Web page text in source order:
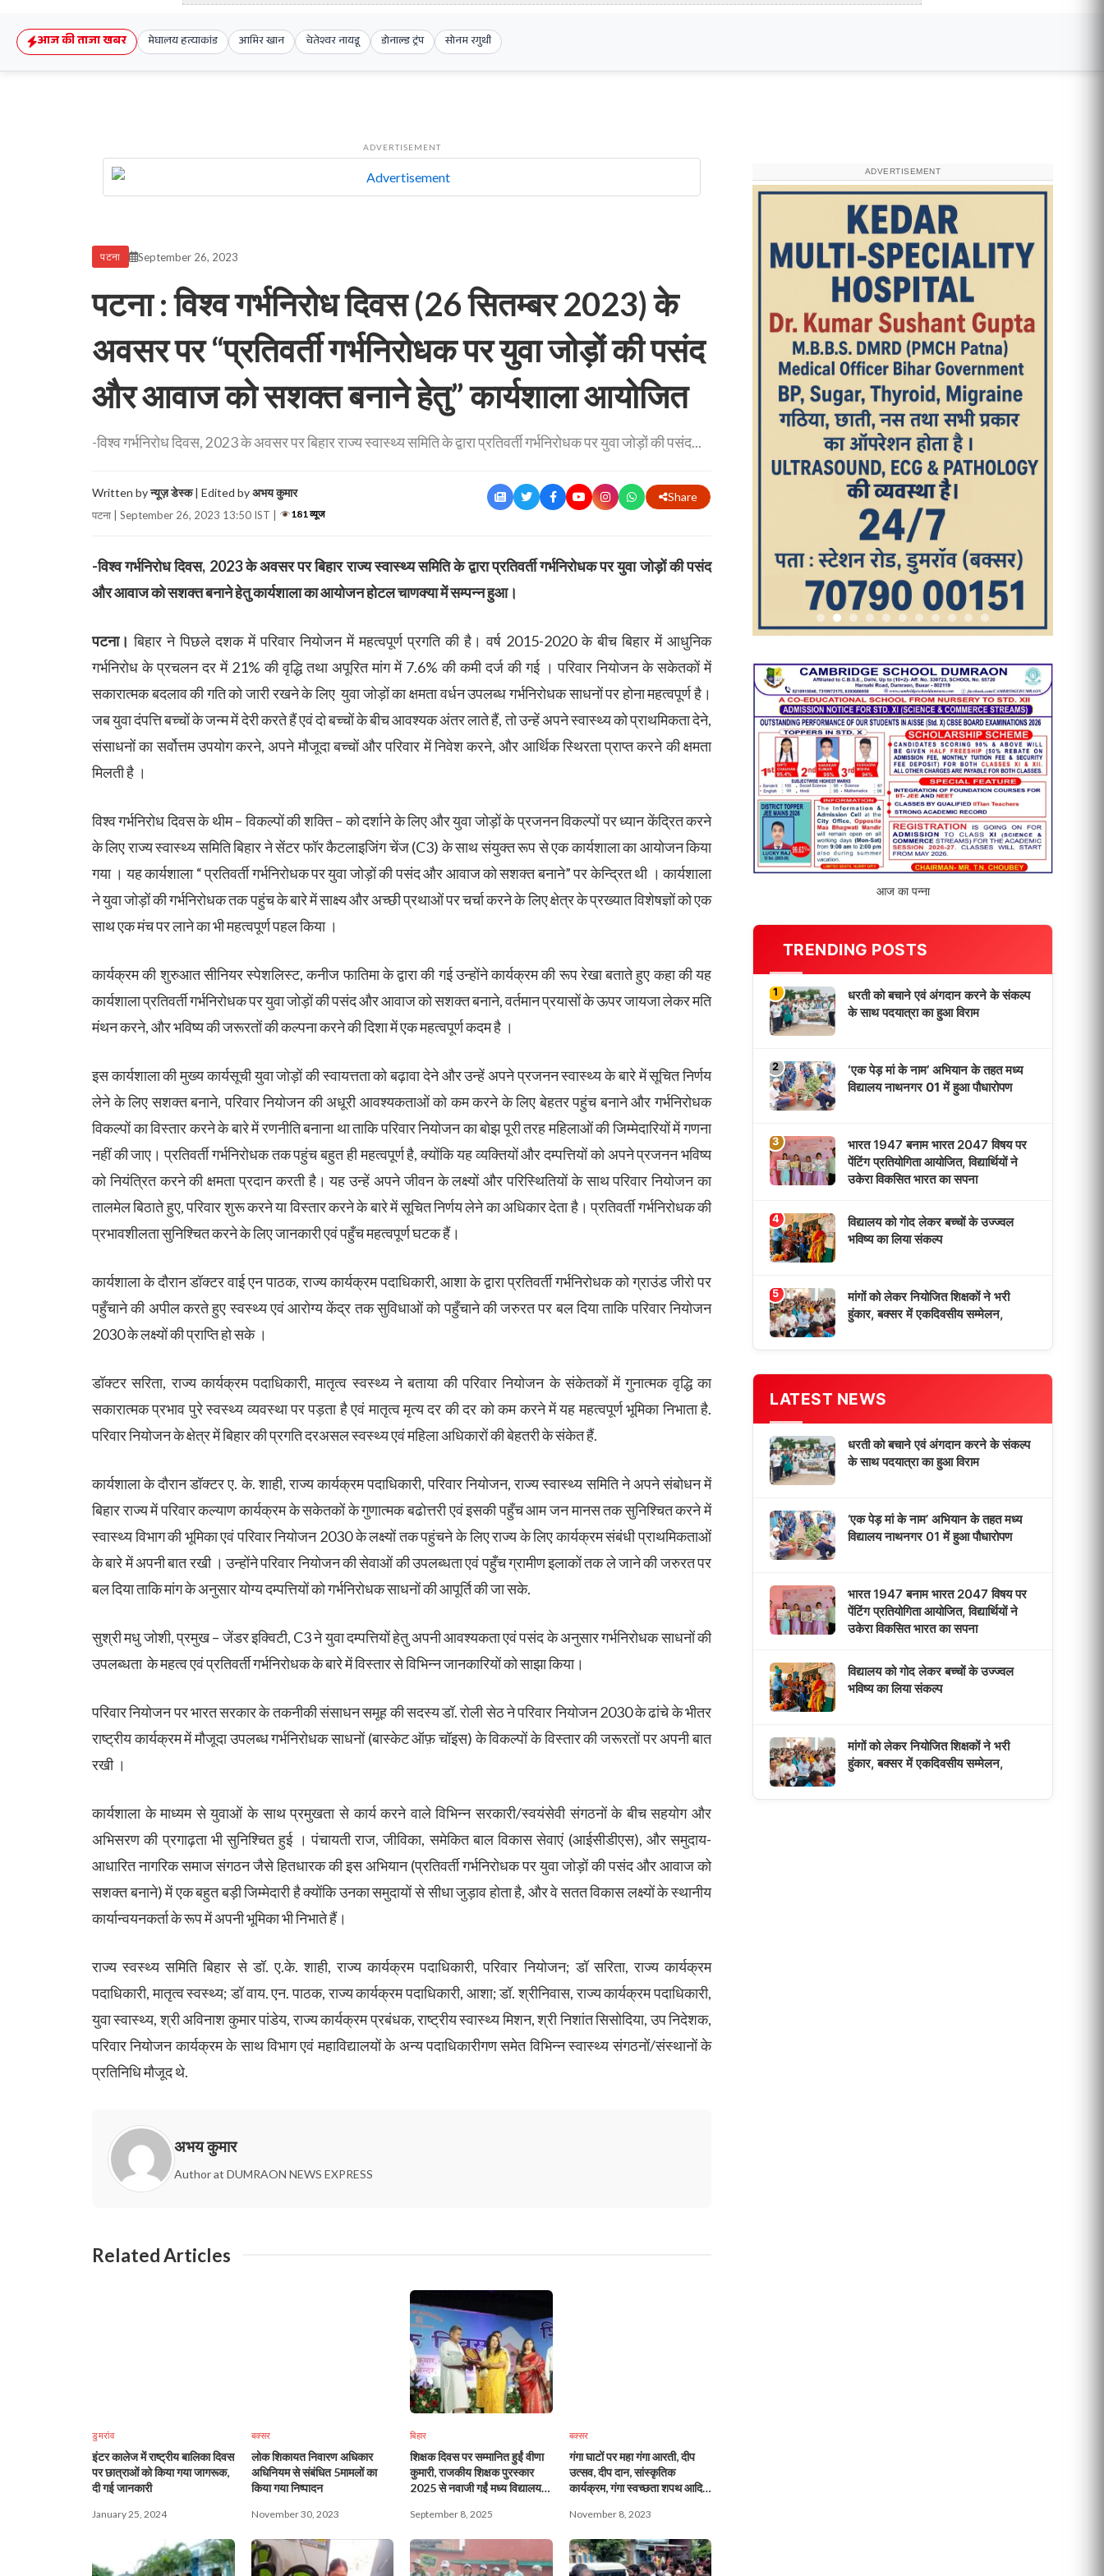
आज की ताजा खबर मेघालय हत्याकांड आमिर खान चेतेश्वर नायडू डोनाल्ड ट्रंप सोनम रगुथी
ADVERTISEMENT
पटना September 26, 2023
पटना : विश्व गर्भनिरोध दिवस (26 सितम्बर 2023) के
अवसर पर “प्रतिवर्ती गर्भनिरोधक पर युवा जोड़ों की पसंद
और आवाज को सशक्त बनाने हेतु” कार्यशाला आयोजित
-विश्व गर्भनिरोध दिवस, 2023 के अवसर पर बिहार राज्य स्वास्थ्य समिति के द्वारा प्रतिवर्ती गर्भनिरोधक पर युवा जोड़ों की पसंद...
Written byन्यूज़ डेस्क| Edited byअभय कुमार
पटना | September 26, 2023 13:50 IST | 181 व्यूज
Share
-विश्व गर्भनिरोध दिवस, 2023 के अवसर पर बिहार राज्य स्वास्थ्य समिति के द्वारा प्रतिवर्ती गर्भनिरोधक पर युवा जोड़ों की पसंद
और आवाज को सशक्त बनाने हेतु कार्यशाला का आयोजन होटल चाणक्या में सम्पन्न हुआ।
पटना। बिहार ने पिछले दशक में परिवार नियोजन में महत्वपूर्ण प्रगति की है। वर्ष 2015-2020 के बीच बिहार में आधुनिक
गर्भनिरोध के प्रचलन दर में 21% की वृद्धि तथा अपूरित मांग में 7.6% की कमी दर्ज की गई । परिवार नियोजन के सकेतकों में
सकारात्मक बदलाव की गति को जारी रखने के लिए युवा जोड़ों का क्षमता वर्धन उपलब्ध गर्भनिरोधक साधनों पर होना महत्वपूर्ण है।
जब युवा दंपत्ति बच्चों के जन्म में देरी करते हैं एवं दो बच्चों के बीच आवश्यक अंतर लाते हैं, तो उन्हें अपने स्वास्थ्य को प्राथमिकता देने,
संसाधनों का सर्वोत्तम उपयोग करने, अपने मौजूदा बच्चों और परिवार में निवेश करने, और आर्थिक स्थिरता प्राप्त करने की क्षमता
मिलती है ।
विश्व गर्भनिरोध दिवस के थीम – विकल्पों की शक्ति – को दर्शाने के लिए और युवा जोड़ों के प्रजनन विकल्पों पर ध्यान केंद्रित करने
के लिए राज्य स्वास्थ्य समिति बिहार ने सेंटर फॉर कैटलाइजिंग चेंज (C3) के साथ संयुक्त रूप से एक कार्यशाला का आयोजन किया
गया । यह कार्यशाला “ प्रतिवर्ती गर्भनिरोधक पर युवा जोड़ों की पसंद और आवाज को सशक्त बनाने” पर केन्द्रित थी । कार्यशाला
ने युवा जोड़ों की गर्भनिरोधक तक पहुंच के बारे में साक्ष्य और अच्छी प्रथाओं पर चर्चा करने के लिए क्षेत्र के प्रख्यात विशेषज्ञों को एक
साथ एक मंच पर लाने का भी महत्वपूर्ण पहल किया ।
कार्यक्रम की शुरुआत सीनियर स्पेशलिस्ट, कनीज फातिमा के द्वारा की गई उन्होंने कार्यक्रम की रूप रेखा बताते हुए कहा की यह
कार्यशाला प्रतिवर्ती गर्भनिरोधक पर युवा जोड़ों की पसंद और आवाज को सशक्त बनाने, वर्तमान प्रयासों के ऊपर जायजा लेकर मति
मंथन करने, और भविष्य की जरूरतों की कल्पना करने की दिशा में एक महत्वपूर्ण कदम है ।
इस कार्यशाला की मुख्य कार्यसूची युवा जोड़ों की स्वायत्तता को बढ़ावा देने और उन्हें अपने प्रजनन स्वास्थ्य के बारे में सूचित निर्णय
लेने के लिए सशक्त बनाने, परिवार नियोजन की अधूरी आवश्यकताओं को कम करने के लिए बेहतर पहुंच बनाने और गर्भनिरोधक
विकल्पों का विस्तार करने के बारे में रणनीति बनाना था ताकि परिवार नियोजन का बोझ पूरी तरह महिलाओं की जिम्मेदारियों में गणना
नहीं की जाए। प्रतिवर्ती गर्भनिरोधक तक पहुंच बहुत ही महत्वपूर्ण है, क्योंकि यह व्यक्तियों और दम्पत्तियों को अपने प्रजनन भविष्य
को नियंत्रित करने की क्षमता प्रदान करती है। यह उन्हें अपने जीवन के लक्ष्यों और परिस्थितियों के साथ परिवार नियोजन का
तालमेल बिठाते हुए, परिवार शुरू करने या विस्तार करने के बारे में सूचित निर्णय लेने का अधिकार देता है। प्रतिवर्ती गर्भनिरोधक की
प्रभावशीलता सुनिश्चित करने के लिए जानकारी एवं पहुँच महत्वपूर्ण घटक हैं।
कार्यशाला के दौरान डॉक्टर वाई एन पाठक, राज्य कार्यक्रम पदाधिकारी, आशा के द्वारा प्रतिवर्ती गर्भनिरोधक को ग्राउंड जीरो पर
पहुँचाने की अपील करते हुए स्वस्थ्य एवं आरोग्य केंद्र तक सुविधाओं को पहुँचाने की जरुरत पर बल दिया ताकि परिवार नियोजन
2030 के लक्ष्यों की प्राप्ति हो सके ।
डॉक्टर सरिता, राज्य कार्यक्रम पदाधिकारी, मातृत्व स्वस्थ्य ने बताया की परिवार नियोजन के संकेतकों में गुनात्मक वृद्धि का
सकारात्मक प्रभाव पुरे स्वस्थ्य व्यवस्था पर पड़ता है एवं मातृत्व मृत्य दर की दर को कम करने में यह महत्वपूर्ण भूमिका निभाता है.
परिवार नियोजन के क्षेत्र में बिहार की प्रगति दरअसल स्वस्थ्य एवं महिला अधिकारों की बेहतरी के संकेत हैं.
कार्यशाला के दौरान डॉक्टर ए. के. शाही, राज्य कार्यक्रम पदाधिकारी, परिवार नियोजन, राज्य स्वास्थ्य समिति ने अपने संबोधन में
बिहार राज्य में परिवार कल्याण कार्यक्रम के सकेतकों के गुणात्मक बढोत्तरी एवं इसकी पहुँच आम जन मानस तक सुनिश्चित करने में
स्वास्थ्य विभाग की भूमिका एवं परिवार नियोजन 2030 के लक्ष्यों तक पहुंचने के लिए राज्य के लिए कार्यक्रम संबंधी प्राथमिकताओं
के बारे में अपनी बात रखी । उन्होंने परिवार नियोजन की सेवाओं की उपलब्धता एवं पहुँच ग्रामीण इलाकों तक ले जाने की जरुरत पर
बल दिया ताकि मांग के अनुसार योग्य दम्पत्तियों को गर्भनिरोधक साधनों की आपूर्ति की जा सके.
सुश्री मधु जोशी, प्रमुख – जेंडर इक्विटी, C3 ने युवा दम्पत्तियों हेतु अपनी आवश्यकता एवं पसंद के अनुसार गर्भनिरोधक साधनों की
उपलब्धता के महत्व एवं प्रतिवर्ती गर्भनिरोधक के बारे में विस्तार से विभिन्न जानकारियों को साझा किया।
परिवार नियोजन पर भारत सरकार के तकनीकी संसाधन समूह की सदस्य डॉ. रोली सेठ ने परिवार नियोजन 2030 के ढांचे के भीतर
राष्ट्रीय कार्यक्रम में मौजूदा उपलब्ध गर्भनिरोधक साधनों (बास्केट ऑफ़ चॉइस) के विकल्पों के विस्तार की जरूरतों पर अपनी बात
रखी ।
कार्यशाला के माध्यम से युवाओं के साथ प्रमुखता से कार्य करने वाले विभिन्न सरकारी/स्वयंसेवी संगठनों के बीच सहयोग और
अभिसरण की प्रगाढ़ता भी सुनिश्चित हुई । पंचायती राज, जीविका, समेकित बाल विकास सेवाएं (आईसीडीएस), और समुदाय-
आधारित नागरिक समाज संगठन जैसे हितधारक की इस अभियान (प्रतिवर्ती गर्भनिरोधक पर युवा जोड़ों की पसंद और आवाज को
सशक्त बनाने) में एक बहुत बड़ी जिम्मेदारी है क्योंकि उनका समुदायों से सीधा जुड़ाव होता है, और वे सतत विकास लक्ष्यों के स्थानीय
कार्यान्वयनकर्ता के रूप में अपनी भूमिका भी निभाते हैं।
राज्य स्वस्थ्य समिति बिहार से डॉ. ए.के. शाही, राज्य कार्यक्रम पदाधिकारी, परिवार नियोजन; डॉ सरिता, राज्य कार्यक्रम
पदाधिकारी, मातृत्व स्वस्थ्य; डॉ वाय. एन. पाठक, राज्य कार्यक्रम पदाधिकारी, आशा; डॉ. श्रीनिवास, राज्य कार्यक्रम पदाधिकारी,
युवा स्वास्थ्य, श्री अविनाश कुमार पांडेय, राज्य कार्यक्रम प्रबंधक, राष्ट्रीय स्वास्थ्य मिशन, श्री निशांत सिसोदिया, उप निदेशक,
परिवार नियोजन कार्यक्रम के साथ विभाग एवं महाविद्यालयों के अन्य पदाधिकारीगण समेत विभिन्न स्वास्थ्य संगठनों/संस्थानों के
प्रतिनिधि मौजूद थे.
अभय कुमार
Author at DUMRAON NEWS EXPRESS
Related Articles
डुमरांव
इंटर कालेज में राष्ट्रीय बालिका दिवस
पर छात्राओं को किया गया जागरूक,
दी गई जानकारी
January 25, 2024
बक्सर
लोक शिकायत निवारण अधिकार
अधिनियम से संबंधित 5मामलों का
किया गया निष्पादन
November 30, 2023
बिहार
शिक्षक दिवस पर सम्मानित हुईं वीणा
कुमारी, राजकीय शिक्षक पुरस्कार
2025 से नवाजी गईं मध्य विद्यालय
September 8, 2025
बक्सर
गंगा घाटों पर महा गंगा आरती, दीप
उत्सव, दीप दान, सांस्कृतिक
कार्यक्रम, गंगा स्वच्छता शपथ आदि
November 8, 2023
ADVERTISEMENT
आज का पन्ना
TRENDING POSTS
धरती को बचाने एवं अंगदान करने के संकल्प
के साथ पदयात्रा का हुआ विराम
2
‘एक पेड़ मां के नाम’ अभियान के तहत मध्य
विद्यालय नाथनगर 01 में हुआ पौधारोपण
3
भारत 1947 बनाम भारत 2047 विषय पर
पेंटिंग प्रतियोगिता आयोजित, विद्यार्थियों ने
उकेरा विकसित भारत का सपना
विद्यालय को गोद लेकर बच्चों के उज्ज्वल
मांगों को लेकर नियोजित शिक्षकों ने भरी
हुंकार, बक्सर में एकदिवसीय सम्मेलन,
LATEST NEWS
‘एक पेड़ मां के नाम’ अभियान के तहत मध्य
उकेरा विकसित भारत का सपना
भविष्य का लिया संकल्प
मांगों को लेकर नियोजित शिक्षकों ने भरी
हुंकार, बक्सर में एकदिवसीय सम्मेलन,